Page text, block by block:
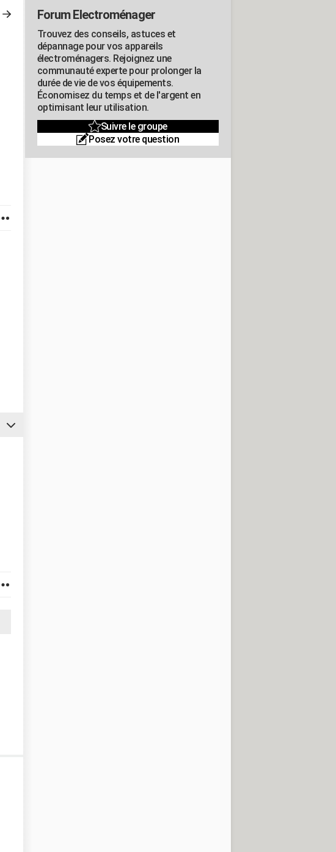
Forum Electroménager
Trouvez des conseils, astuces et
dépannage pour vos appareils
électroménagers. Rejoignez une
communauté experte pour prolonger la
durée de vie de vos équipements.
Économisez du temps et de l'argent en
optimisant leur utilisation.
Suivre le groupe
Posez votre question